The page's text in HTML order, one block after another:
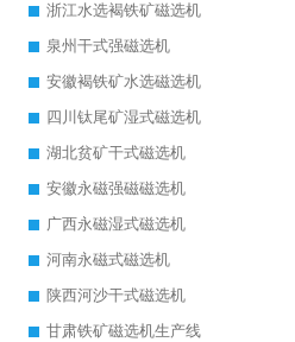
浙江水选褐铁矿磁选机
泉州干式强磁选机
安徽褐铁矿水选磁选机
四川钛尾矿湿式磁选机
湖北贫矿干式磁选机
安徽永磁强磁磁选机
广西永磁湿式磁选机
河南永磁式磁选机
陕西河沙干式磁选机
甘肃铁矿磁选机生产线